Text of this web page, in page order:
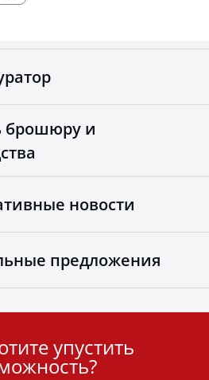
брошюру и
новости
предложения
упустить